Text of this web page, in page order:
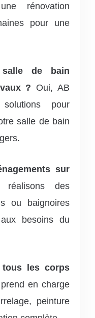
rénovation
pour une
salle de bain
? Oui, AB
pour
salle de bain
sur
des
ou baignoires
besoins du
tous les corps
en charge
peinture